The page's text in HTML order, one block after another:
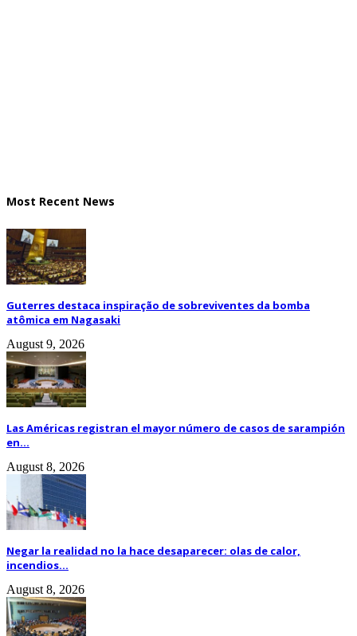
Most Recent News
Guterres destaca inspiração de sobreviventes da bomba
atômica em Nagasaki
August 9, 2026
Las Américas registran el mayor número de casos de sarampión
en...
August 8, 2026
Negar la realidad no la hace desaparecer: olas de calor,
incendios...
August 8, 2026